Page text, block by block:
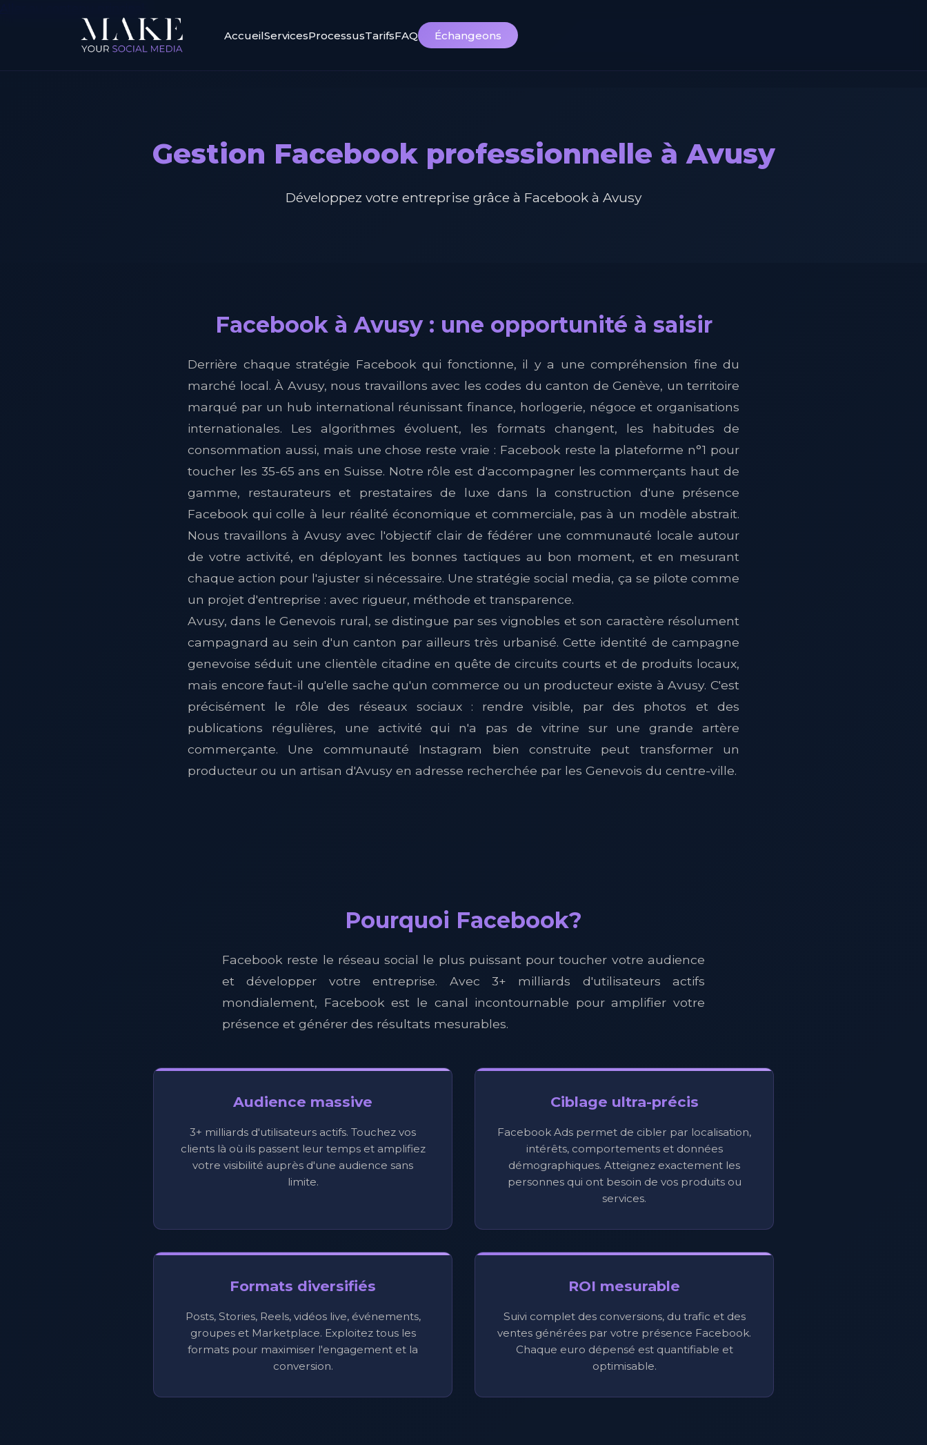
AccueilServicesProcessusTarifsFAQ Échangeons
Gestion Facebook professionnelle à Avusy
Développez votre entreprise grâce à Facebook à Avusy
Facebook à Avusy : une opportunité à saisir
Derrière chaque stratégie Facebook qui fonctionne, il y a une compréhension fine du
marché local. À Avusy, nous travaillons avec les codes du canton de Genève, un territoire
marqué par un hub international réunissant finance, horlogerie, négoce et organisations
internationales. Les algorithmes évoluent, les formats changent, les habitudes de
consommation aussi, mais une chose reste vraie : Facebook reste la plateforme n°1 pour
toucher les 35-65 ans en Suisse. Notre rôle est d'accompagner les commerçants haut de
gamme, restaurateurs et prestataires de luxe dans la construction d'une présence
Facebook qui colle à leur réalité économique et commerciale, pas à un modèle abstrait.
Nous travaillons à Avusy avec l'objectif clair de fédérer une communauté locale autour
de votre activité, en déployant les bonnes tactiques au bon moment, et en mesurant
chaque action pour l'ajuster si nécessaire. Une stratégie social media, ça se pilote comme
un projet d'entreprise : avec rigueur, méthode et transparence.
Avusy, dans le Genevois rural, se distingue par ses vignobles et son caractère résolument
campagnard au sein d'un canton par ailleurs très urbanisé. Cette identité de campagne
genevoise séduit une clientèle citadine en quête de circuits courts et de produits locaux,
mais encore faut-il qu'elle sache qu'un commerce ou un producteur existe à Avusy. C'est
précisément le rôle des réseaux sociaux : rendre visible, par des photos et des
publications régulières, une activité qui n'a pas de vitrine sur une grande artère
commerçante. Une communauté Instagram bien construite peut transformer un
producteur ou un artisan d'Avusy en adresse recherchée par les Genevois du centre-ville.
Pourquoi Facebook?
Facebook reste le réseau social le plus puissant pour toucher votre audience
et développer votre entreprise. Avec 3+ milliards d'utilisateurs actifs
mondialement, Facebook est le canal incontournable pour amplifier votre
présence et générer des résultats mesurables.
Audience massive
3+ milliards d'utilisateurs actifs. Touchez vos
clients là où ils passent leur temps et amplifiez
votre visibilité auprès d'une audience sans
limite.
Ciblage ultra-précis
Facebook Ads permet de cibler par localisation,
intérêts, comportements et données
démographiques. Atteignez exactement les
personnes qui ont besoin de vos produits ou
services.
Formats diversifiés
Posts, Stories, Reels, vidéos live, événements,
groupes et Marketplace. Exploitez tous les
formats pour maximiser l'engagement et la
conversion.
ROI mesurable
Suivi complet des conversions, du trafic et des
ventes générées par votre présence Facebook.
Chaque euro dépensé est quantifiable et
optimisable.